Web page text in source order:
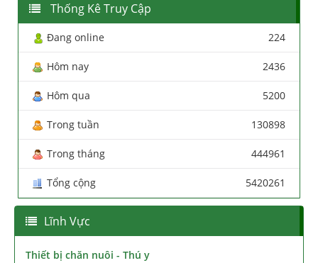
Thống Kê Truy Cập
Đang online 224
Hôm nay 2436
Hôm qua 5200
Trong tuần 130898
Trong tháng 444961
Tổng cộng 5420261
Lĩnh Vực
Thiết bị chăn nuôi - Thú y